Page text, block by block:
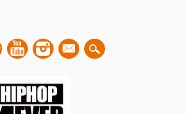
mail